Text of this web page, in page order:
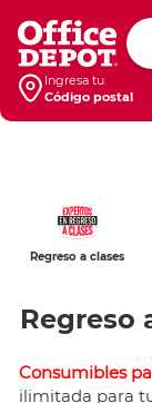
Ingresa tu
Código postal
Regreso a clases
Impresoras
Regreso
Consumibles
ilimitada para